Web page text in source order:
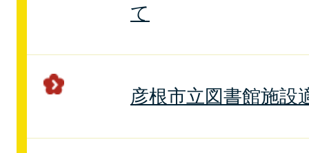
て
彦根市立図書館施設